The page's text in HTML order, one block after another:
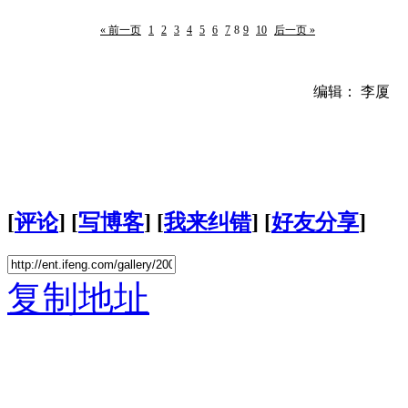
« 前一页 1 2 3 4 5 6 7 8 9 10 后一页 »
编辑： 李厦
[评论] [写博客] [我来纠错] [好友分享]
复制地址